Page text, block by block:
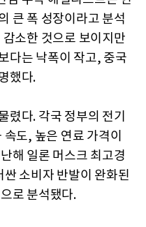
큰 폭 성장이라고 분석
소한 것으로 보이지만
다는 낙폭이 작고, 중국
했다.
렸다. 각국 정부의 전기
도, 높은 연료 가격이
해 일론 머스크 최고경
소비자 반발이 완화된
로 분석됐다.